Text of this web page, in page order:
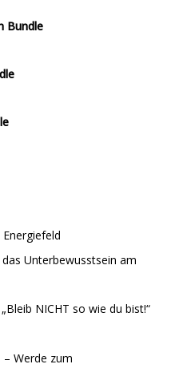
Bundle
Unterbewusstsein am
NICHT so wie du bist!“
Werde zum